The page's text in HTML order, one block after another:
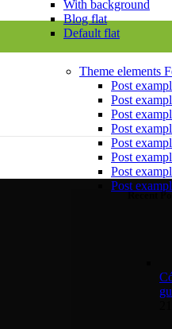
With background
Blog flat
Default flat
Theme elements
Post
Post
Post
Post
Post
Post
Post
Post
Recent